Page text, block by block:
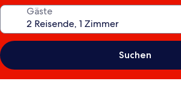
Gäste
Suchen